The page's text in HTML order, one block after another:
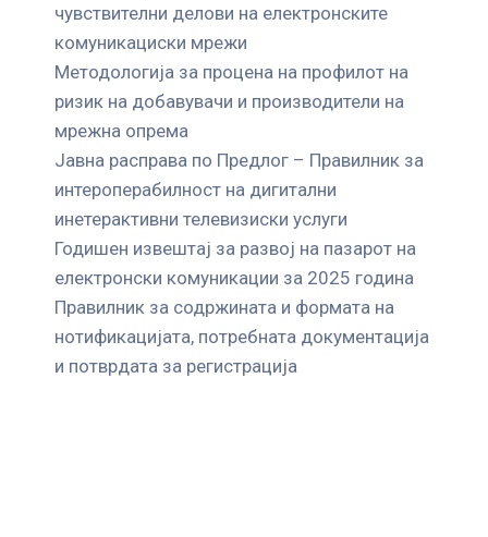
чувствителни делови на електронските
комуникациски мрежи
Mетодологија за процена на профилот на
ризик на добавувачи и производители на
мрежна опрема
Јавна расправа по Предлог – Правилник за
интероперабилност на дигитални
инетерактивни телевизиски услуги
Годишен извештај за развој на пазарот на
електронски комуникации за 2025 година
Правилник за содржината и формата на
нотификацијата, потребната документација
и потврдата за регистрација